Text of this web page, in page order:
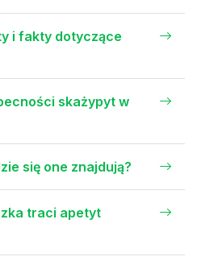
i fakty dotyczące
skażypyt w
się one znajdują?
traci apetyt